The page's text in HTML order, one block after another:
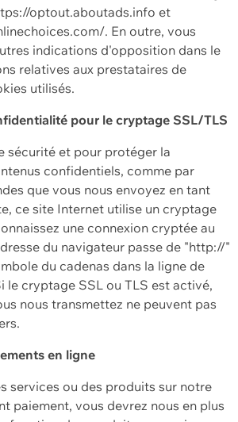
optout.aboutads.info et
. En outre, vous
indications d'opposition dans le
relatives aux prestataires de
utilisés.
pour le cryptage SSL/TLS
sécurité et pour protéger la
confidentiels, comme par
que vous nous envoyez en tant
ce site Internet utilise un cryptage
une connexion cryptée au
du navigateur passe de "http://"
du cadenas dans la ligne de
le cryptage SSL ou TLS est activé,
nous transmettez ne peuvent pas
en ligne
services ou des produits sur notre
paiement, vous devrez nous en plus